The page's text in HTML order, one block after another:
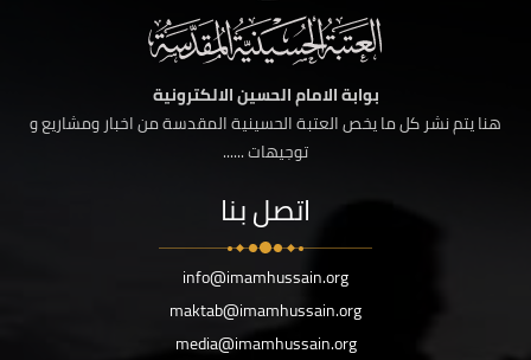
بوابة الامام الحسين الالكترونية
هنا يتم نشر كل ما يخص العتبة الحسينية المقدسة من اخبار ومشاريع و
توجيهات ......
اتصل بنا
info@imamhussain.org
maktab@imamhussain.org
media@imamhussain.org